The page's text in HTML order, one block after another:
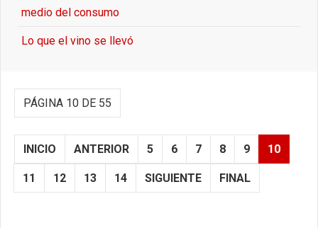
medio del consumo
Lo que el vino se llevó
PÁGINA 10 DE 55
INICIO ANTERIOR 5 6 7 8 9 10
11 12 13 14 SIGUIENTE FINAL